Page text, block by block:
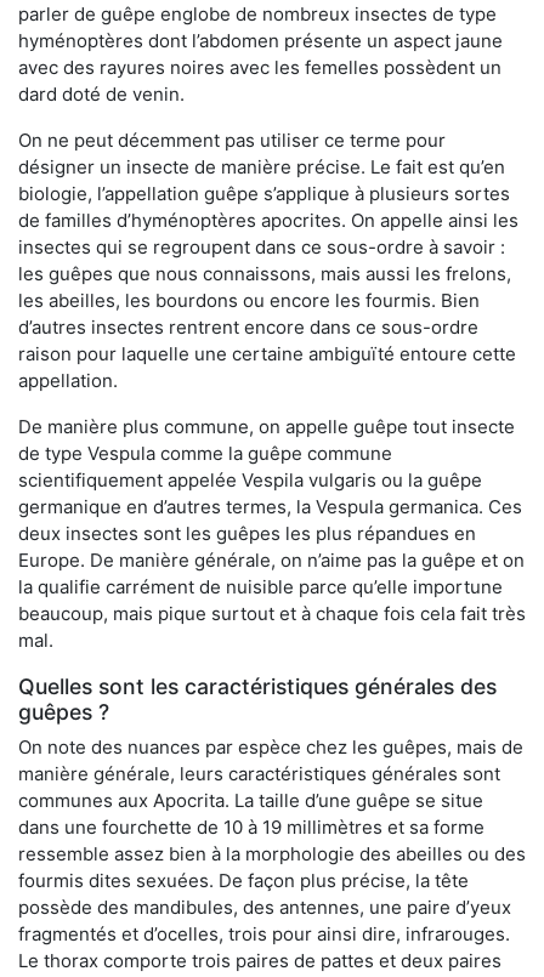
parler de guêpe englobe de nombreux insectes de type
hyménoptères dont l’abdomen présente un aspect jaune
avec des rayures noires avec les femelles possèdent un
dard doté de venin.
On ne peut décemment pas utiliser ce terme pour
désigner un insecte de manière précise. Le fait est qu’en
biologie, l’appellation guêpe s’applique à plusieurs sortes
de familles d’hyménoptères apocrites. On appelle ainsi les
insectes qui se regroupent dans ce sous-ordre à savoir :
les guêpes que nous connaissons, mais aussi les frelons,
les abeilles, les bourdons ou encore les fourmis. Bien
d’autres insectes rentrent encore dans ce sous-ordre
raison pour laquelle une certaine ambiguïté entoure cette
appellation.
De manière plus commune, on appelle guêpe tout insecte
de type Vespula comme la guêpe commune
scientifiquement appelée Vespila vulgaris ou la guêpe
germanique en d’autres termes, la Vespula germanica. Ces
deux insectes sont les guêpes les plus répandues en
Europe. De manière générale, on n’aime pas la guêpe et on
la qualifie carrément de nuisible parce qu’elle importune
beaucoup, mais pique surtout et à chaque fois cela fait très
mal.
Quelles sont les caractéristiques générales des
guêpes ?
On note des nuances par espèce chez les guêpes, mais de
manière générale, leurs caractéristiques générales sont
communes aux Apocrita. La taille d’une guêpe se situe
dans une fourchette de 10 à 19 millimètres et sa forme
ressemble assez bien à la morphologie des abeilles ou des
fourmis dites sexuées. De façon plus précise, la tête
possède des mandibules, des antennes, une paire d’yeux
fragmentés et d’ocelles, trois pour ainsi dire, infrarouges.
Le thorax comporte trois paires de pattes et deux paires